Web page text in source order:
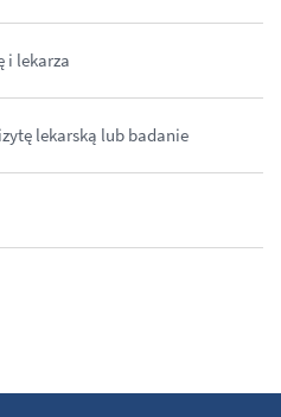
i lekarza
lekarską lub badanie